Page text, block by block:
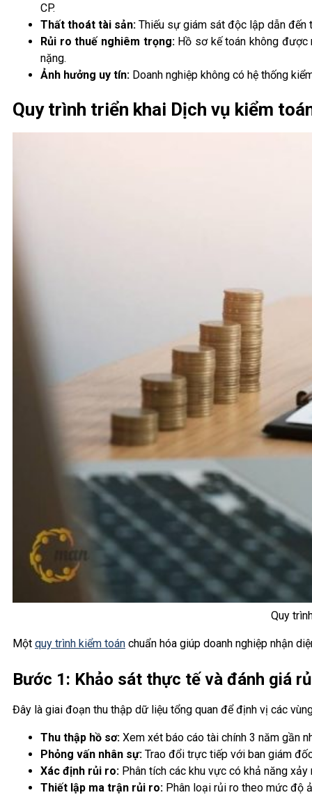
CP.
Thất thoát tài sản: Thiếu sự giám sát độc lập dẫn đến
Rủi ro thuế nghiêm trọng:Hồ sơ kế toán không được
nặng.
Ảnh hưởng uy tín: Doanh nghiệp không có hệ thống
Quy trình triển khai Dịch vụ kiểm
Quy
Một quy trình kiểm toán chuẩn hóa giúp doanh nghiệp nhận
Bước 1: Khảo sát thực tế và đánh giá
Đây là giai đoạn thu thập dữ liệu tổng quan để định vị các
Thu thập hồ sơ: Xem xét báo cáo tài chính 3 năm gần
Phỏng vấn nhân sự: Trao đổi trực tiếp với ban giám
Xác định rủi ro: Phân tích các khu vực có khả năng
Thiết lập ma trận rủi ro: Phân loại rủi ro theo mức độ